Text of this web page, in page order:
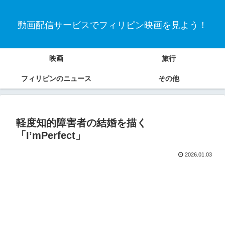
動画配信サービスでフィリピン映画を見よう！
映画 旅行
フィリピンのニュース その他
軽度知的障害者の結婚を描く
「I’mPerfect」
2026.01.03